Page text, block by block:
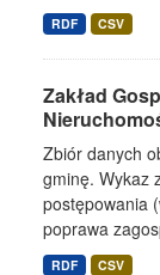
RDF CSV
Zakład
Zbiór danych
gminę. Wykaz
postępowania
poprawa
RDF CSV